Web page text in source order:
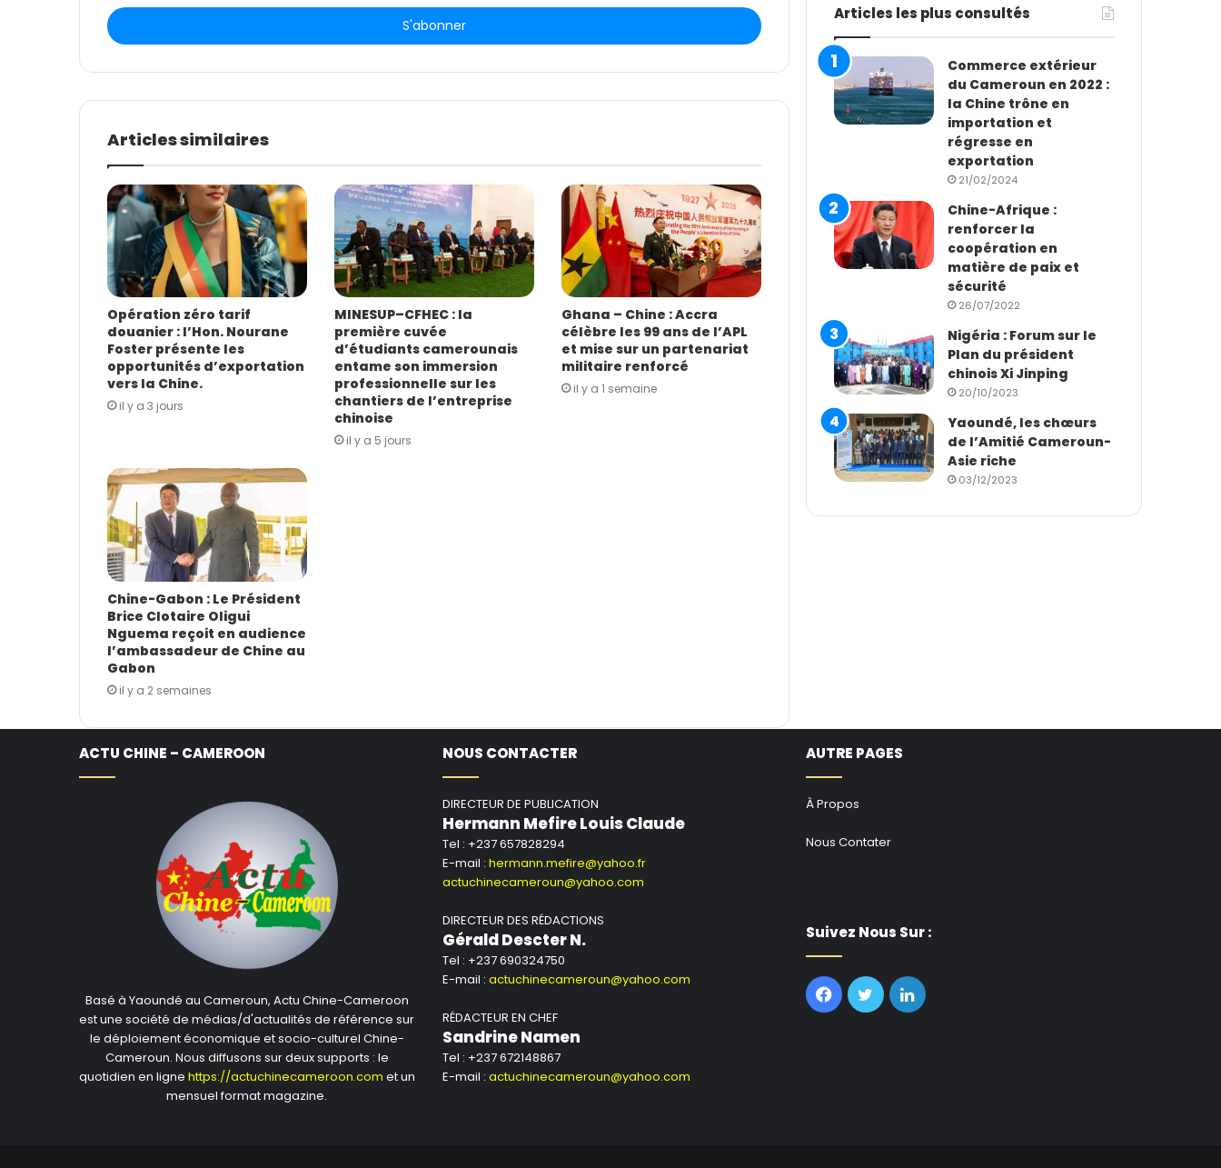
r
e
o
r
e
d
r
e
s
s
e
E
m
a
i
l
Articles similaires
Opération zéro tarif
douanier : l’Hon. Nourane
Foster présente les
opportunités d’exportation
vers la Chine.
il y a 3 jours
MINESUP–CFHEC : la
première cuvée
d’étudiants camerounais
entame son immersion
professionnelle sur les
chantiers de l’entreprise
chinoise
il y a 5 jours
Ghana – Chine : Accra
célèbre les 99 ans de l’APL
et mise sur un partenariat
militaire renforcé
il y a 1 semaine
Chine-Gabon : Le Président
Brice Clotaire Oligui
Nguema reçoit en audience
l’ambassadeur de Chine au
Gabon
il y a 2 semaines
Articles les plus consultés
Commerce extérieur
du Cameroun en 2022 :
la Chine trône en
importation et
régresse en
exportation
21/02/2024
Chine-Afrique :
renforcer la
coopération en
matière de paix et
sécurité
26/07/2022
Nigéria : Forum sur le
Plan du président
chinois Xi Jinping
20/10/2023
Yaoundé, les chœurs
de l’Amitié Cameroun-
Asie riche
03/12/2023
ACTU CHINE – CAMEROON
Basé à Yaoundé au Cameroun, Actu Chine-Cameroon
est une société de médias/d'actualités de référence sur
le déploiement économique et socio-culturel Chine-
Cameroun. Nous diffusons sur deux supports : le
quotidien en ligne https://actuchinecameroon.com et un
mensuel format magazine.
NOUS CONTACTER
DIRECTEUR DE PUBLICATION
Hermann Mefire Louis Claude
Tel : +237 657828294
E-mail : hermann.mefire@yahoo.fr
actuchinecameroun@yahoo.com
DIRECTEUR DES RÉDACTIONS
Gérald Descter N.
Tel : +237 690324750
E-mail : actuchinecameroun@yahoo.com
RÉDACTEUR EN CHEF
Sandrine Namen
Tel : +237 672148867
E-mail : actuchinecameroun@yahoo.com
AUTRE PAGES
À Propos
Nous Contater
Suivez Nous Sur :
Facebook
TwitterLinkedin